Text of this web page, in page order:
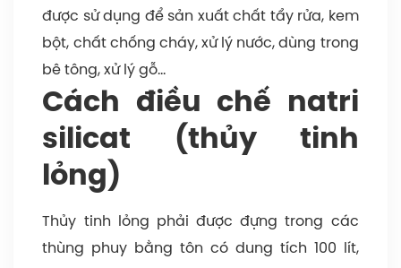
được sử dụng để sản xuất chất tẩy rửa, kem
bột, chất chống cháy, xử lý nước, dùng trong
bê tông, xử lý gỗ…
Cách điều chế natri
silicat (thủy tinh
lỏng)
Thủy tinh lỏng phải được đựng trong các
thùng phuy bằng tôn có dung tích 100 lít,